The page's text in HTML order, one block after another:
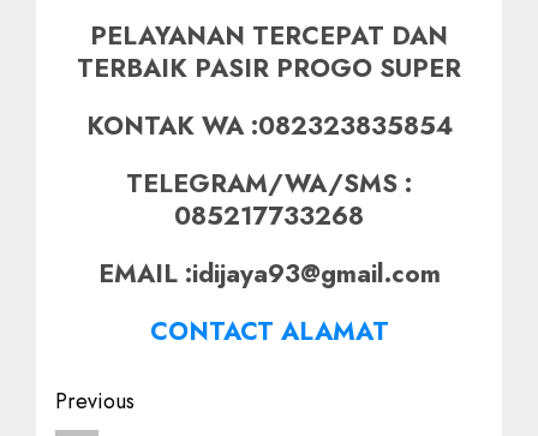
PELAYANAN TERCEPAT DAN
TERBAIK PASIR PROGO SUPER
KONTAK WA :082323835854
TELEGRAM/WA/SMS :
085217733268
EMAIL :idijaya93@gmail.com
CONTACT ALAMAT
Post
Previous